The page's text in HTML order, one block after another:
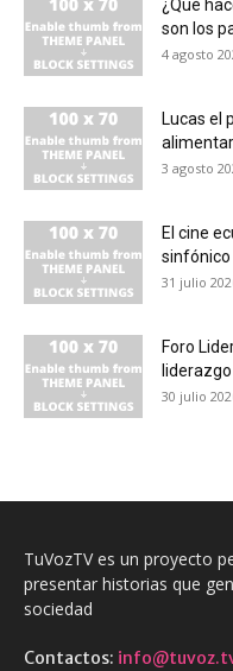
¿Qué
son los
4 agosto
Lucas el
3 agosto
El cine
sinfónico
31 julio
Foro
30 julio
TuVozTV es un proyecto
presentar historias que
sociedad
Contactos: